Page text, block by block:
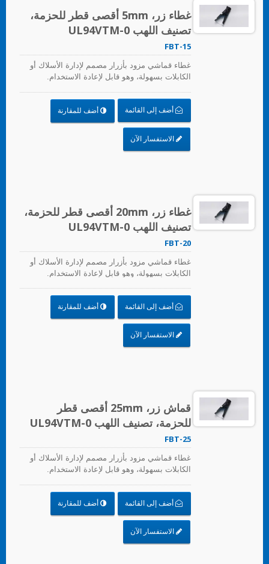
غطاء زر، 5mm أقصى قطر للحزمة،
تصنيف اللهب UL94VTM-0
FBT-15
غطاء قماشي مزود بأزرار مصمم لإدارة الأسلاك أو
الكابلات بسهولة، وهو قابل لإعادة الاستخدام.
أضف إلى القائمة أضف للمقارنة
الاستفسار الآن
غطاء زر، 20mm أقصى قطر للحزمة،
تصنيف اللهب UL94VTM-0
FBT-20
غطاء قماشي مزود بأزرار مصمم لإدارة الأسلاك أو
الكابلات بسهولة، وهو قابل لإعادة الاستخدام.
أضف إلى القائمة أضف للمقارنة
الاستفسار الآن
قماش زر، 25mm أقصى قطر
للحزمة، تصنيف اللهب UL94VTM-0
FBT-25
غطاء قماشي مزود بأزرار مصمم لإدارة الأسلاك أو
الكابلات بسهولة، وهو قابل لإعادة الاستخدام.
أضف إلى القائمة أضف للمقارنة
الاستفسار الآن